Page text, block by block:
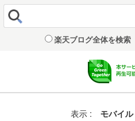
楽天ブログ全体を検索
表示 : モバイル